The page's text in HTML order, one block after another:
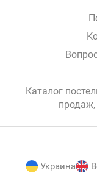
Каталог
продаж,
Украина